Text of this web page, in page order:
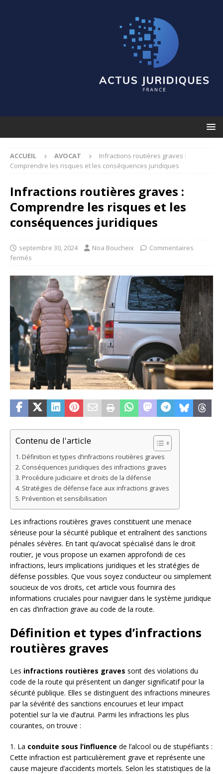
ACCUEIL AVOCAT
Infractions routières graves :
Comprendre les risques et les conséquences juridiques
Infractions routières graves :
Comprendre les risques et les
conséquences juridiques
septembre 30, 2024 Noa Boucheix
Commentaires
fermés
Contenu de l'article
Définition et types d’infractions routières graves
Conséquences juridiques des infractions graves
Procédure judiciaire et droits de la défense
Stratégies de défense face aux infractions graves
Prévention et sensibilisation
Les infractions routières graves constituent une menace
sérieuse pour la sécurité publique et entraînent des sanctions
pénales sévères. En tant qu’avocat spécialisé dans le droit
routier, je vous propose un examen approfondi de ces
infractions, leurs implications juridiques et les stratégies de
défense possibles. Que vous soyez conducteur ou simplement
soucieux de vos droits, cet article vous fournira des
informations cruciales pour naviguer dans le système juridique
en cas d’infraction grave au code de la route.
Définition et types d’infractions
routières graves
Les infractions routières graves sont des violations du
code de la route qui présentent un danger significatif pour la
sécurité publique. Elles se distinguent des infractions mineures
par la sévérité des sanctions encourues et leur impact
potentiel sur la vie d’autrui. Parmi les infractions les plus
courantes, on trouve :
1. La conduite sous l’influence de l’alcool ou de stupéfiants :
Cette infraction est particulièrement grave et représente une
cause majeure d’accidents mortels. Selon les statistiques de la